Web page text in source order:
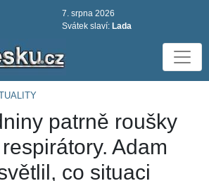
7. srpna 2026
Svátek slaví: Lada
patrně roušky
Adam
co situaci